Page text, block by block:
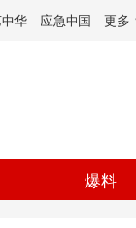
华 应急中国 更多
爆料